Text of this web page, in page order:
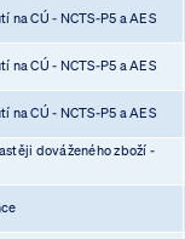
na CÚ - NCTS-P5 a AES
na CÚ - NCTS-P5 a AES
na CÚ - NCTS-P5 a AES
dováženého zboží -